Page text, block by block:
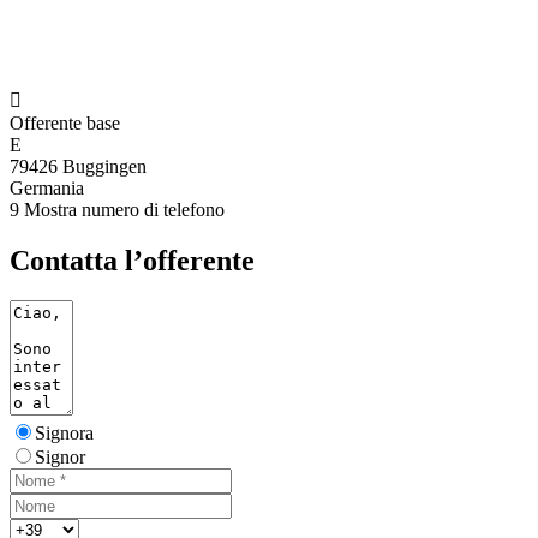

Offerente base
E
79426 Buggingen
Germania
9 Mostra numero di telefono
Contatta l’offerente
Signora
Signor